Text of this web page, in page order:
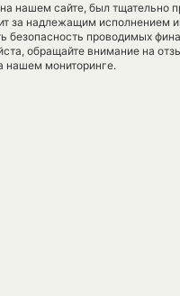
нашем сайте, был тщательно
за надлежащим исполнением
безопасность проводимых
обращайте внимание на
нашем мониторинге.